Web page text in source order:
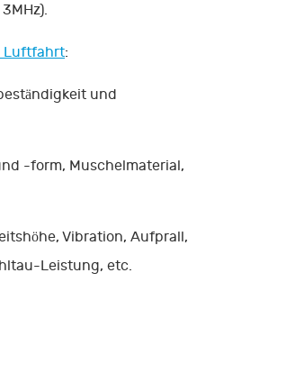
Luftfahrt:
und
-form, Muschelmaterial,
Vibration, Aufprall,
Leistung, etc.